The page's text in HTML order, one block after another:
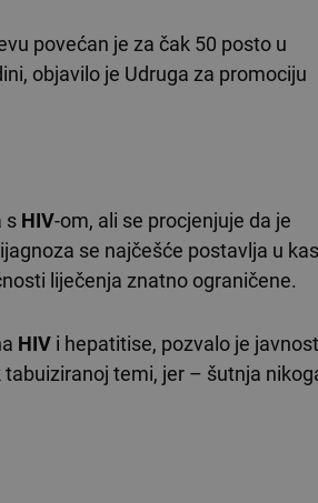
povećan je za čak 50 posto u
objavilo je Udruga za promociju
s HIV-om, ali se procjenjuje da je
se najčešće postavlja u
liječenja znatno ograničene.
HIV i hepatitise, pozvalo je
temi, jer – šutnja